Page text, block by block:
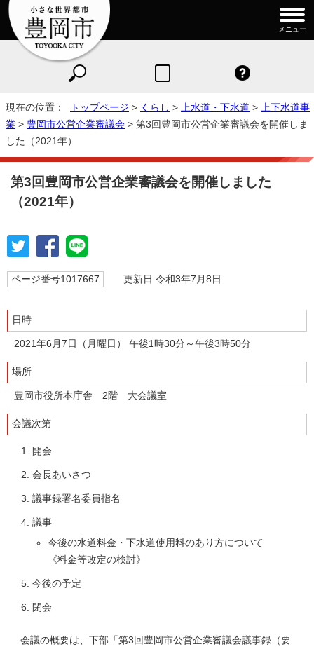
メニュー
現在の位置： トップページ > くらし > 上水道・下水道 > 上下水道事
業 > 豊岡市公営企業審議会 > 第3回豊岡市公営企業審議会を開催しま
した（2021年）
第3回豊岡市公営企業審議会を開催しました
（2021年）
ページ番号1017667 更新日 令和3年7月8日
日時
2021年6月7日（月曜日） 午後1時30分～午後3時50分
場所
豊岡市役所本庁舎 2階 大会議室
会議次第
開会
会長あいさつ
議事録署名委員指名
議事
今後の水道料金・下水道使用料のあり方について
《料金等改定の検討》
今後の予定
閉会
会議の概要は、下部「第3回豊岡市公営企業審議会議事録（要